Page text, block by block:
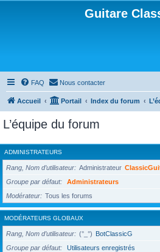
Guitare
FAQ Nous contacter
Accueil Portail Index du forum
L’équipe du forum
ADMINISTRATEURS
Rang, Nom d’utilisateur Administrateur
Groupe par défaut
Administrateurs
Modérateur
Tous les forums
MODÉRATEURS GLOBAUX
Rang, Nom d’utilisateur (°_°) BotClassicG
Groupe par défaut
Utilisateurs enregistrés